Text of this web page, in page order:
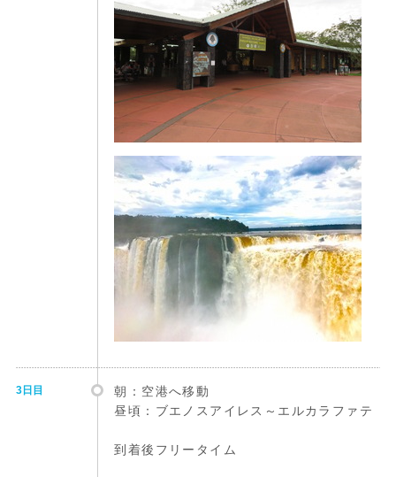
3日目
朝：空港へ移動
昼頃：ブエノスアイレス～エルカラファテ
到着後フリータイム